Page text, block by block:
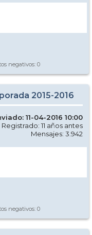
negativos: 0
2015-2016
11-04-2016 10:00
Registrado: 11 años antes
Mensajes: 3.942
negativos: 0